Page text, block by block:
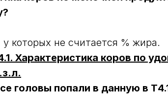
у которых не считается % жира.
Характеристика коров по
головы попали в данную в